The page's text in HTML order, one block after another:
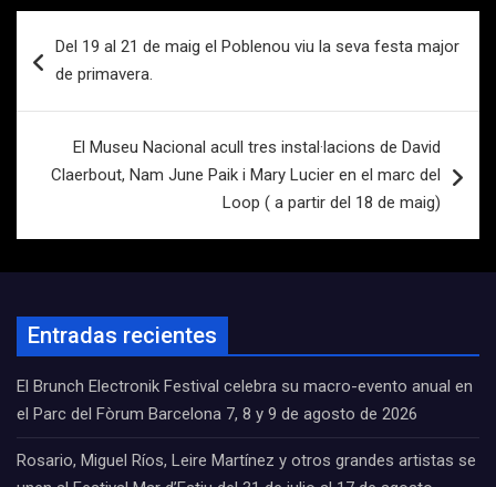
de
Del 19 al 21 de maig el Poblenou viu la seva festa major
de primavera.
El Museu Nacional acull tres instal·lacions de David
Claerbout, Nam June Paik i Mary Lucier en el marc del
Loop ( a partir del 18 de maig)
Entradas recientes
El Brunch Electronik Festival celebra su macro-evento anual en
el Parc del Fòrum Barcelona 7, 8 y 9 de agosto de 2026
Rosario, Miguel Ríos, Leire Martínez y otros grandes artistas se